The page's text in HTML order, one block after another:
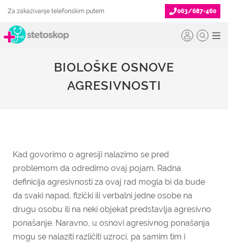
Za zakazivanje telefonskim putem 063/687-460
BIOLOŠKE OSNOVE
AGRESIVNOSTI
Kad govorimo o agresiji nalazimo se pred
problemom da odredimo ovaj pojam. Radna
definicija agresivnosti za ovaj rad mogla bi da bude
da svaki napad, fizički ili verbalni jedne osobe na
drugu osobu ili na neki objekat predstavlja agresivno
ponašanje. Naravno, u osnovi agresivnog ponašanja
mogu se nalaziti različiti uzroci, pa samim tim i